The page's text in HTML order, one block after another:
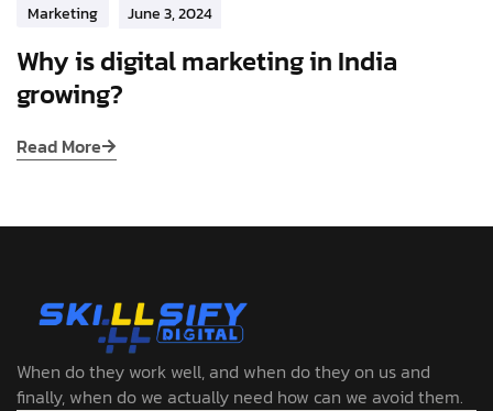
Marketing June 3, 2024
Why is digital marketing in India
growing?
Read More
When do they work well, and when do they on us and
finally, when do we actually need how can we avoid them.